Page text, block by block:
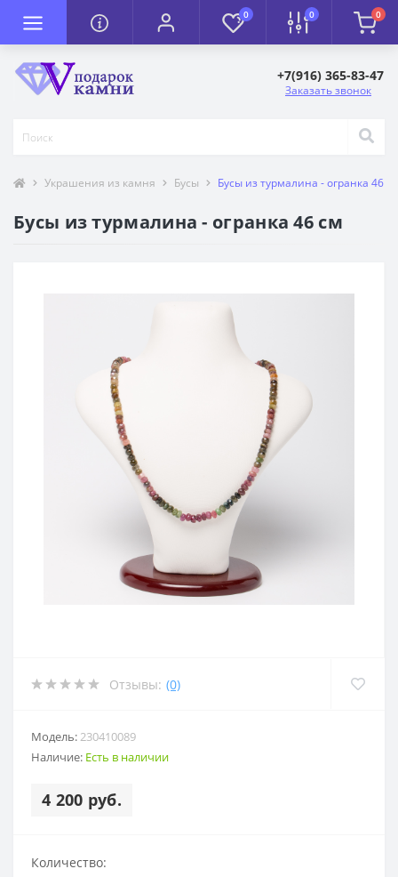
0 0 0
+7(916) 365-83-47
Заказать звонок
Украшения из камня Бусы Бусы из турмалина - огранка 46
Бусы из турмалина - огранка 46 см
Отзывы: (0)
Модель:230410089
Наличие: Есть в наличии
4 200 руб.
Количество: